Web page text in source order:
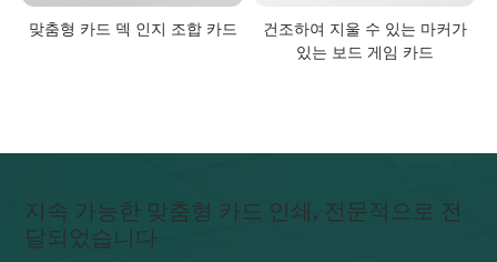
맞춤형 카드 덱 인지 조합 카드
건조하여 지울 수 있는 마커가
있는 보드 게임 카드
지속 가능한 맞춤형 카드 인쇄, 전문적으로 전
달되었습니다